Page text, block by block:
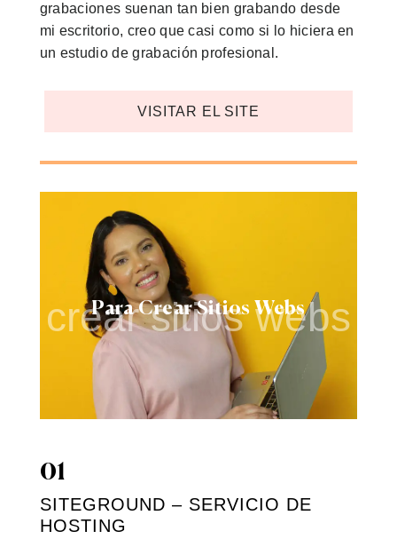
grabaciones suenan tan bien grabando desde
mi escritorio, creo que casi como si lo hiciera en
un estudio de grabación profesional.
VISITAR EL SITE
Para Crear Sitios Webs
crear sitios webs
01
SITEGROUND – SERVICIO DE
HOSTING